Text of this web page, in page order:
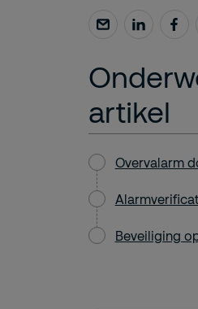
artikel
Overvalarm
Beveiliging